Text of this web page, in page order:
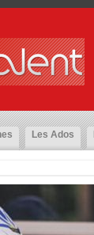
Les Ados